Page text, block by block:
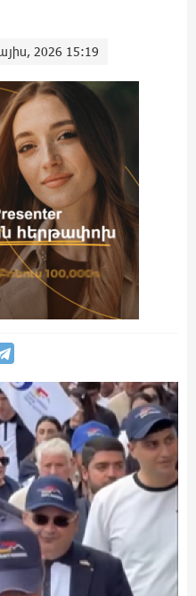
2026 15:19